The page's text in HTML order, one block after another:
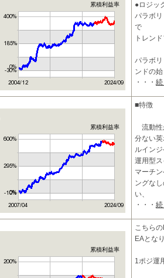
累積利益率
●ロジッ
パラボ
で
トレン
パラボ
ンドの
根こそ
・・・
累積利益率
■特徴
流動性
分ない
ルイン
運用型
マーチ
ングな
い、
・・・
累積利益率
こちら
EAとな
1ポジ運